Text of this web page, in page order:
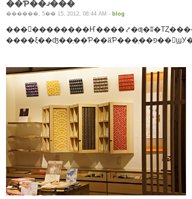
��Ƥ��ޤ���
������, 5�� 15, 2012, 08:44 AM - blog